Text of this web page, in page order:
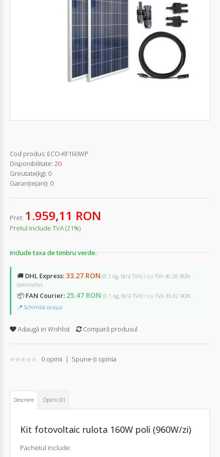
Cod produs: ECO-KF160WP
Disponibilitate: 20
Greutate(kg): 0
Garanţie(ani): 0
Pret: 1.959,11 RON
Pretul include TVA (21%)
Include taxa de timbru verde.
🚚 DHL Express: 33.27 RON (0.1 kg, fără TVA) / cu TVA 40.26 RON
(estimativ)
📦 FAN Courier: 25.47 RON (0.1 kg, fără TVA) / cu TVA 30.82 RON
📍 Schimbă orașul
Adaugă in Wishlist Compară produsul
0 opinii | Spune-ţi opinia
Descriere Opinii (0)
Kit fotovoltaic rulota 160W poli (960W/zi)
Pachetul include: